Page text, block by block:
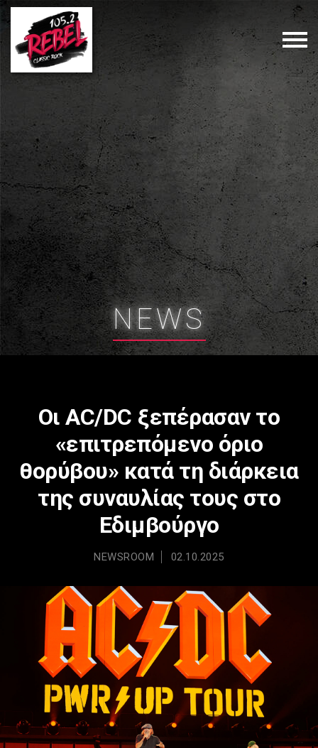
NEWS
Οι AC/DC ξεπέρασαν το
«επιτρεπόμενο όριο
θορύβου» κατά τη διάρκεια
της συναυλίας τους στο
Εδιμβούργο
NEWSROOM 02.10.2025